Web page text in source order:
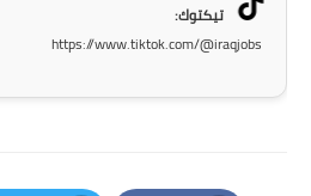
تيكتوك:
https://www.tiktok.com/@iraqjobs